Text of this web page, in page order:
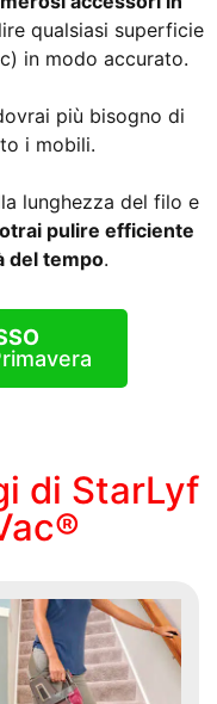
qualsiasi superficie
in modo accurato.
più bisogno di
i mobili.
lunghezza del filo e
pulire efficiente
del tempo.
di StarLyf